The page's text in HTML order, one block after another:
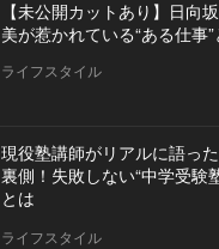
【未公開カットあり】日向
美が惹かれている“ある仕事”
ライフスタイル
現役塾講師がリアルに語っ
裏側！失敗しない“中学受験
とは
ライフスタイル